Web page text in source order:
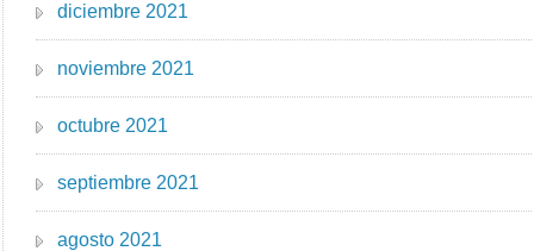
diciembre 2021
noviembre 2021
octubre 2021
septiembre 2021
agosto 2021